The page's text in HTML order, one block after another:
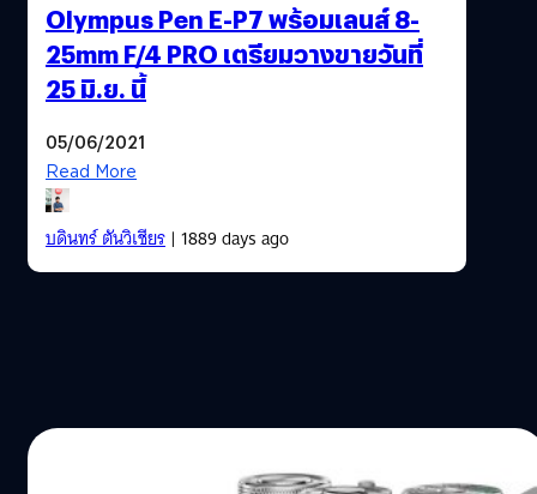
Olympus Pen E-P7 พร้อมเลนส์ 8-
25mm F/4 PRO เตรียมวางขายวันที่
25 มิ.ย. นี้
05/06/2021
Read More
บดินทร์ ตันวิเชียร| 1889 days ago